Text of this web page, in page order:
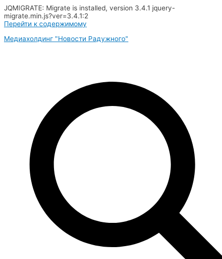
JQMIGRATE: Migrate is installed, version 3.4.1 jquery-
migrate.min.js?ver=3.4.1:2
Перейти к содержимому
Медиахолдинг "Новости Радужного"